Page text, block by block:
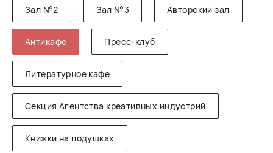
Зал №2 Зал №3 Авторский зал
Антикафе Пресс-клуб
Литературное кафе
Секция Агентства креативных индустрий
Книжки на подушках